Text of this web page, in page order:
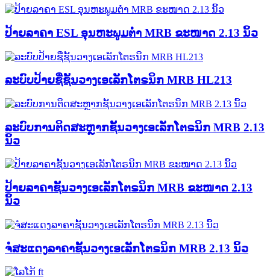
ປ້າຍລາຄາ ESL ອຸນຫະພູມຕ່ຳ MRB ຂະໜາດ 2.13 ນິ້ວ
ລະບົບປ້າຍຊື່ຊັ້ນວາງເອເລັກໂຕຣນິກ MRB HL213
ລະບົບການຕິດສະຫຼາກຊັ້ນວາງເອເລັກໂຕຣນິກ MRB 2.13
ນິ້ວ
ປ້າຍລາຄາຊັ້ນວາງເອເລັກໂຕຣນິກ MRB ຂະໜາດ 2.13
ນິ້ວ
ຈໍສະແດງລາຄາຊັ້ນວາງເອເລັກໂຕຣນິກ MRB 2.13 ນິ້ວ